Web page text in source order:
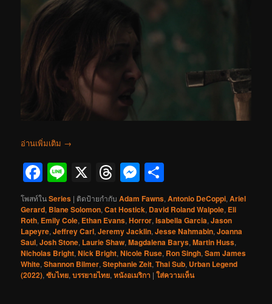
อ่านเพิ่มเติม →
Facebook
Line
X Threads
Messenger
โพสท์ในSeries | ติดป้ายกำกับ Adam Fawns,Antonio DeCoppi,Ariel
Gerard, Blane Solomon,Cat Hostick, David Roland Walpole, Eli
Roth, Emily Cole, Ethan Evans,Horror,Isabella Garcia,Jason
Lapeyre,Jeffrey Carl,Jeremy Jacklin,Jesse Nahmabin,Joanna
Saul,Josh Stone, Laurie Shaw,Magdalena Barys,Martin Huss,
Nicholas Bright,Nick Bright,Nicole Ruse, Ron Singh,Sam James
White,Shannon Bilmer,Stephanie Zeit,Thai Sub, Urban Legend
(2022),ซับไทย,บรรยายไทย,หนังอเมริกา |ใส่ความเห็น